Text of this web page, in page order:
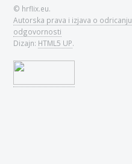
© hrflix.eu.
Autorska prava i izjava o odricanju
odgovornosti
Dizajn: HTML5 UP.